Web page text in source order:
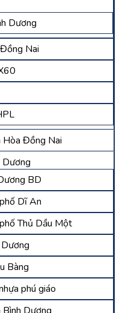
Dương
Nai
Hòa Đồng Nai
Dương
BD
Dĩ An
Thủ Dầu Một
Bàng
phú giáo